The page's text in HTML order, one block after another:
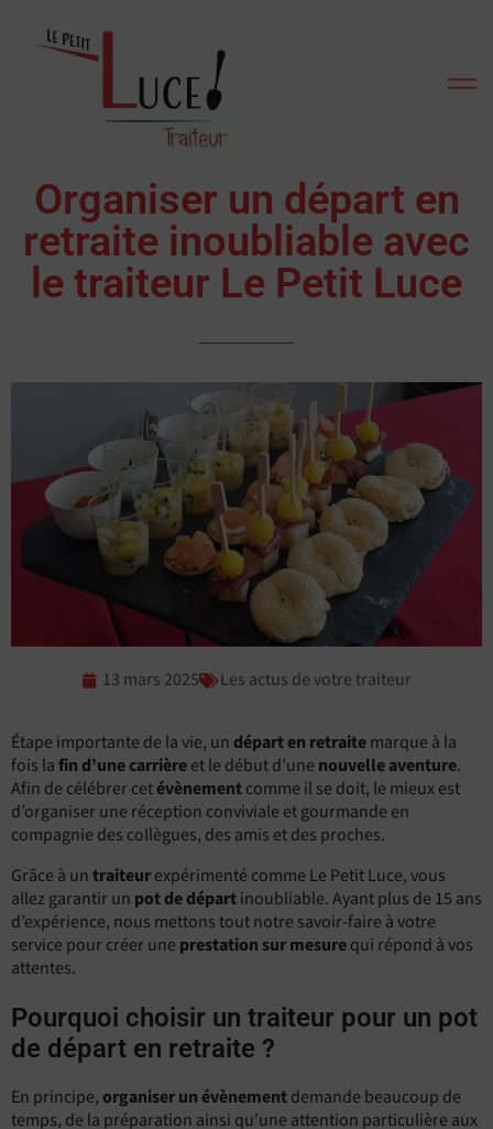
Organiser un départ en
retraite inoubliable avec
le traiteur Le Petit Luce
13 mars 2025 Les actus de votre traiteur
Étape importante de la vie, un départ en retraitemarque à la
fois lafin d’une carrièreet le début d’une nouvelle aventure.
Afin de célébrer cetévènementcomme il se doit, le mieux est
d’organiser une réception conviviale et gourmande en
compagnie des collègues, des amis et des proches.
Grâce à untraiteurexpérimenté comme Le Petit Luce, vous
allez garantir un pot de départinoubliable. Ayant plus de 15 ans
d’expérience, nous mettons tout notre savoir-faire à votre
service pour créer une prestation sur mesurequi répond à vos
attentes.
Pourquoi choisir un traiteur pour un pot
de départ en retraite ?
En principe,organiser un évènementdemande beaucoup de
temps, de la préparation ainsi qu’une attention particulière aux